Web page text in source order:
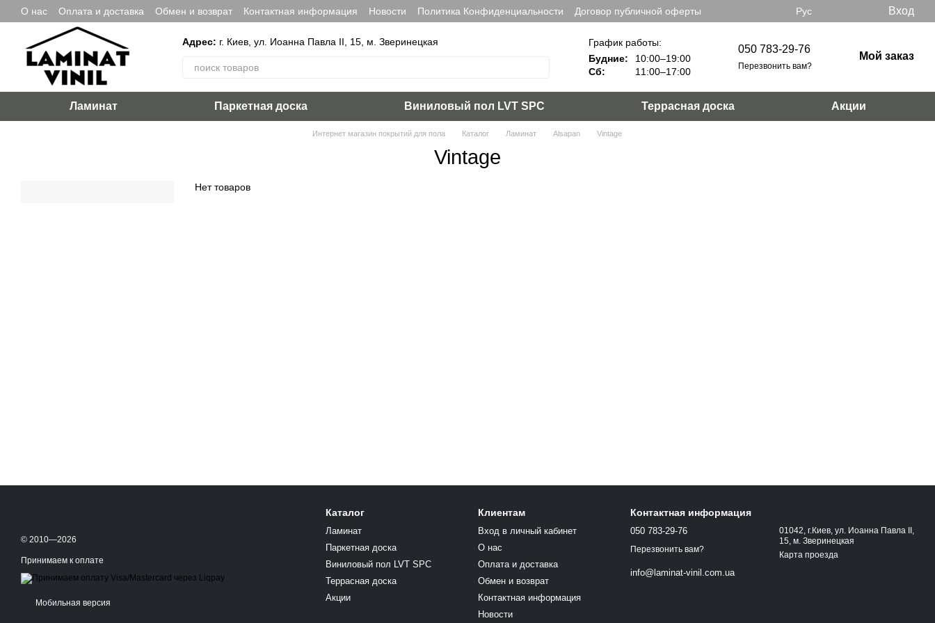
Перейти к основному контенту
О нас Оплата и доставка Обмен и возврат Контактная информация Новости Политика Конфиденциальности Договор публичной оферты Рус Вход
Адрес: г. Киев, ул. Иоанна Павла ІІ, 15, м. Зверинецкая
График работы:
Будние:
10:00–19:00
Сб:
11:00–17:00
050 783-29-76
Перезвонить вам?
Мой заказ
Ламинат Паркетная доска Виниловый пол LVT SPC Террасная доска Акции
Интернет магазин покрытий для пола Каталог Ламинат Alsapan Vintage
Vintage
Нет товаров
© 2010—2026
Принимаем к оплате
Мобильная версия
Каталог
Ламинат
Паркетная доска
Виниловый пол LVT SPC
Террасная доска
Акции
Клиентам
Вход в личный кабинет
О нас
Оплата и доставка
Обмен и возврат
Контактная информация
Новости
Контактная информация
050 783-29-76
Перезвонить вам?
info@laminat-vinil.com.ua
01042, г.Киев, ул. Иоанна Павла ІІ,
15, м. Зверинецкая
Карта проезда